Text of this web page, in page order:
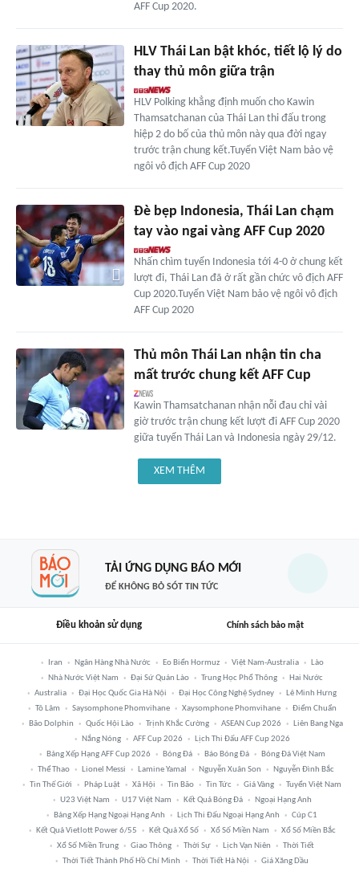
AFF Cup 2020.
HLV Thái Lan bật khóc, tiết lộ lý do
thay thủ môn giữa trận
HLV Polking khẳng định muốn cho Kawin
Thamsatchanan của Thái Lan thi đấu trong
hiệp 2 do bố của thủ môn này qua đời ngay
trước trận chung kết.Tuyển Việt Nam bảo vệ
ngôi vô địch AFF Cup 2020
Đè bẹp Indonesia, Thái Lan chạm
tay vào ngai vàng AFF Cup 2020
Nhấn chìm tuyển Indonesia tới 4-0 ở chung kết
lượt đi, Thái Lan đã ở rất gần chức vô địch AFF
Cup 2020.Tuyển Việt Nam bảo vệ ngôi vô địch
AFF Cup 2020
Thủ môn Thái Lan nhận tin cha
mất trước chung kết AFF Cup
Kawin Thamsatchanan nhận nỗi đau chỉ vài
giờ trước trận chung kết lượt đi AFF Cup 2020
giữa tuyển Thái Lan và Indonesia ngày 29/12.
XEM THÊM
TẢI ỨNG DỤNG BÁO MỚI
ĐỂ KHÔNG BỎ SÓT TIN TỨC
Điều khoản sử dụng Chính sách bảo mật
Iran Ngân Hàng Nhà Nước Eo Biển Hormuz Việt Nam-Australia
Lào
Nhà Nước Việt Nam
Đại Sứ Quán Lào Trung Học Phổ Thông
Hai Nước
Australia
Đại Học Quốc Gia Hà Nội Đại Học Công Nghệ Sydney
Lê Minh Hưng
Tô Lâm
Saysomphone Phomvihane Xaysomphone Phomvihane
Điểm Chuẩn
Bão Dolphin
Quốc Hội Lào Trịnh Khắc Cường ASEAN Cup 2026
Liên Bang Nga
Nắng Nóng
AFF Cup 2026
Lịch Thi Đấu AFF Cup 2026
Bảng Xếp Hạng AFF Cup 2026
Bóng Đá Báo Bóng Đá
Bóng Đá Việt Nam
Thể Thao
Lionel Messi Lamine Yamal Nguyễn Xuân Son
Nguyễn Đình Bắc
Tin Thế Giới
Pháp Luật Xã Hội Tin Bão Tin Tức Giá Vàng
Tuyển Việt Nam
U23 Việt Nam
U17 Việt Nam Kết Quả Bóng Đá
Ngoại Hạng Anh
Bảng Xếp Hạng Ngoại Hạng Anh
Lịch Thi Đấu Ngoại Hạng Anh
Cúp C1
Kết Quả Vietlott Power 6/55
Kết Quả Xổ Số Xổ Số Miền Nam
Xổ Số Miền Bắc
Xổ Số Miền Trung
Giao Thông Thời Sự Lịch Vạn Niên
Thời Tiết
Thời Tiết Thành Phố Hồ Chí Minh
Thời Tiết Hà Nội Giá Xăng Dầu